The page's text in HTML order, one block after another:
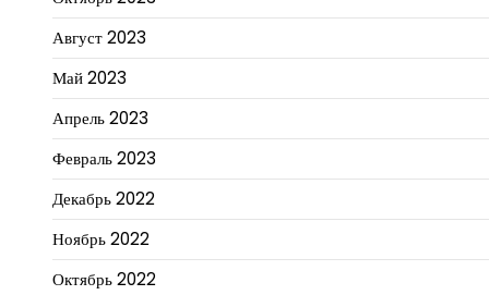
Август 2023
Май 2023
Апрель 2023
Февраль 2023
Декабрь 2022
Ноябрь 2022
Октябрь 2022